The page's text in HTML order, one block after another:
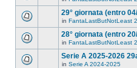
29° giornata (entro
in FantaLastButNotLeast
28° giornata (entro
in FantaLastButNotLeast
Serie A 2025-2026
in Serie A 2024-2025